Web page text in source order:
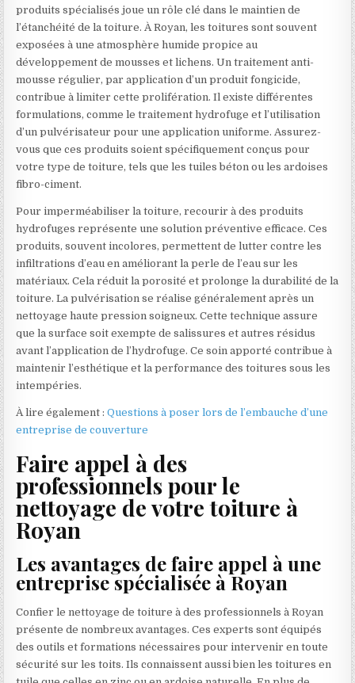
produits spécialisés joue un rôle clé dans le maintien de
l’étanchéité de la toiture. À Royan, les toitures sont souvent
exposées à une atmosphère humide propice au
développement de mousses et lichens. Un traitement anti-
mousse régulier, par application d’un produit fongicide,
contribue à limiter cette prolifération. Il existe différentes
formulations, comme le traitement hydrofuge et l’utilisation
d’un pulvérisateur pour une application uniforme. Assurez-
vous que ces produits soient spécifiquement conçus pour
votre type de toiture, tels que les tuiles béton ou les ardoises
fibro-ciment.
Pour imperméabiliser la toiture, recourir à des produits
hydrofuges représente une solution préventive efficace. Ces
produits, souvent incolores, permettent de lutter contre les
infiltrations d’eau en améliorant la perle de l’eau sur les
matériaux. Cela réduit la porosité et prolonge la durabilité de la
toiture. La pulvérisation se réalise généralement après un
nettoyage haute pression soigneux. Cette technique assure
que la surface soit exempte de salissures et autres résidus
avant l’application de l’hydrofuge. Ce soin apporté contribue à
maintenir l’esthétique et la performance des toitures sous les
intempéries.
À lire également :Questions à poser lors de l’embauche d’une
entreprise de couverture
Faire appel à des
professionnels pour le
nettoyage de votre toiture à
Royan
Les avantages de faire appel à une
entreprise spécialisée à Royan
Confier le nettoyage de toiture à des professionnels à Royan
présente de nombreux avantages. Ces experts sont équipés
des outils et formations nécessaires pour intervenir en toute
sécurité sur les toits. Ils connaissent aussi bien les toitures en